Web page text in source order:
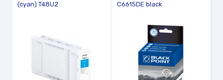
(cyan) T48U2
C6615DE black